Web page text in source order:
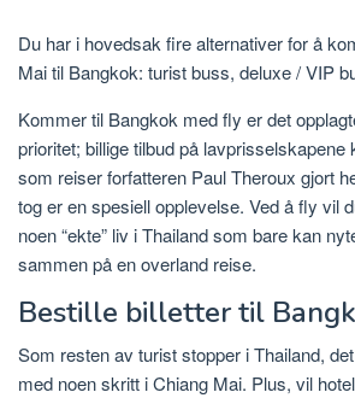
Du har i hovedsak fire alternativer for å
Mai til Bangkok: turist buss, deluxe / VIP
Kommer til Bangkok med fly er det
prioritet; billige tilbud på lavprisselskapene
som reiser forfatteren Paul Theroux gjort
tog er en spesiell opplevelse. Ved å fly vil
noen “ekte” liv i Thailand som bare kan
sammen på en overland reise.
Bestille billetter til
Som resten av turist stopper i Thailand,
med noen skritt i Chiang Mai. Plus, vil